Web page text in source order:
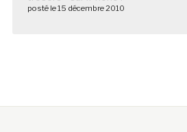
posté le 15 décembre 2010